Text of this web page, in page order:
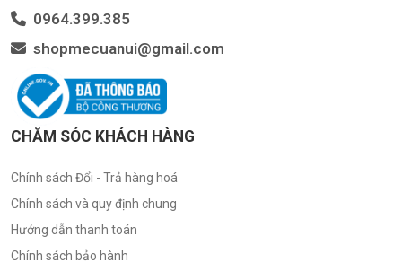
0964.399.385
shopmecuanui@gmail.com
CHĂM SÓC KHÁCH HÀNG
Chính sách Đổi - Trả hàng hoá
Chính sách và quy định chung
Hướng dẫn thanh toán
Chính sách bảo hành